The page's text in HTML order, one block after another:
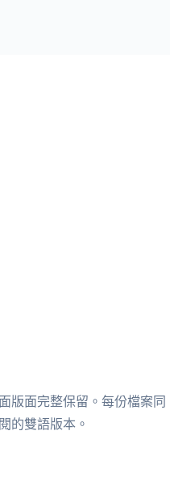
版面完整保留。每份檔案同
的雙語版本。